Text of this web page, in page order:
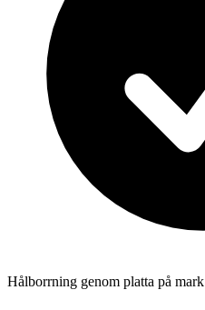
Hålborrning genom platta på mark